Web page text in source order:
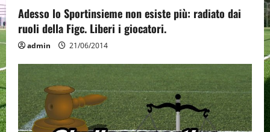
Adesso lo Sportinsieme non esiste più: radiato dai
ruoli della Figc. Liberi i giocatori.
admin 21/06/2014